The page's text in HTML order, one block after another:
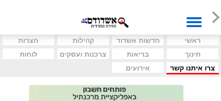
ראשי חדשות אשדוד קהילות
חצרות
חינוך
בריאות צרכנות ועסקים
לוחות
צרו איתנו קשר
אירועים